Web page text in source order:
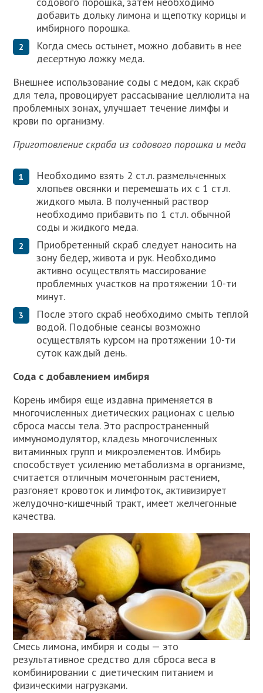
добавить дольку лимона и щепотку корицы и
имбирного порошка.
Когда смесь остынет, можно добавить в нее
десертную ложку меда.
Внешнее использование соды с медом, как скраб
для тела, провоцирует рассасывание целлюлита на
проблемных зонах, улучшает течение лимфы и
крови по организму.
Приготовление скраба из содового порошка и меда
Необходимо взять 2 ст.л. размельченных
хлопьев овсянки и перемешать их с 1 ст.л.
жидкого мыла. В полученный раствор
необходимо прибавить по 1 ст.л. обычной
соды и жидкого меда.
Приобретенный скраб следует наносить на
зону бедер, живота и рук. Необходимо
активно осуществлять массирование
проблемных участков на протяжении 10-ти
минут.
После этого скраб необходимо смыть теплой
водой. Подобные сеансы возможно
осуществлять курсом на протяжении 10-ти
суток каждый день.
Сода с добавлением имбиря
Корень имбиря еще издавна применяется в
многочисленных диетических рационах с целью
сброса массы тела. Это распространенный
иммуномодулятор, кладезь многочисленных
витаминных групп и микроэлементов. Имбирь
способствует усилению метаболизма в организме,
считается отличным мочегонным растением,
разгоняет кровоток и лимфоток, активизирует
желудочно-кишечный тракт, имеет желчегонные
качества.
Смесь лимона, имбиря и соды — это
результативное средство для сброса веса в
комбинировании с диетическим питанием и
физическими нагрузками.